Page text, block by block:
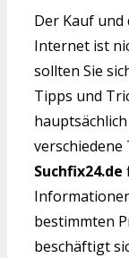
Der Kauf
Internet ist
sollten Sie
Tipps und
verschiedene
Suchfix24.de
bestimmten
beschäftigt